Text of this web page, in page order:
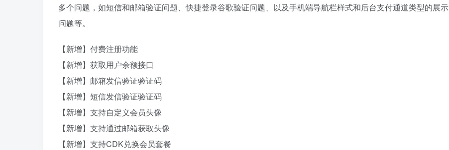
多个问题，如短信和邮箱验证问题、快捷登录谷歌验证问题、以及手机端导航栏样式和后台支付通道类型的展示
问题等。
【新增】付费注册功能
【新增】获取用户余额接口
【新增】邮箱发信验证验证码
【新增】短信发信验证验证码
【新增】支持自定义会员头像
【新增】支持通过邮箱获取头像
【新增】支持CDK兑换会员套餐